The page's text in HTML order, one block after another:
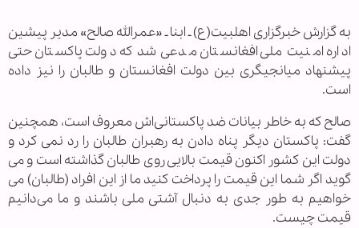
به گزارش خبرگزاری اهل‏بیت(ع) ـ ابنا ـ «عمرالله صالح» مدیر پیشین
اداره امنیت ملی افغانستان مدعی شد که دولت پاکستان حتی
پیشنهاد میانجیگری بین دولت افغانستان و طالبان را نیز داده
است.
صالح که به خاطر بیانات ضد پاکستانی‌اش معروف است، همچنین
گفت: پاکستان دیگر پناه دادن به رهبران طالبان را رد نمی کرد و
دولت این کشور اکنون قیمت بالایی روی طالبان گذاشته است و می
گوید اگر شما این قیمت را پرداخت کنید ما از این افراد (طالبان) می
خواهیم به طور جدی به دنبال آشتی ملی باشند و ما می‌دانیم
قیمت چیست.